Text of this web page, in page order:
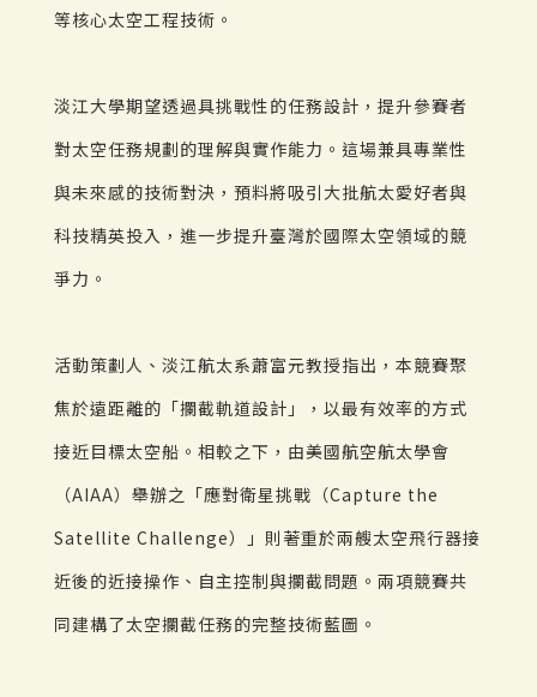
等核心太空工程技術。
淡江大學期望透過具挑戰性的任務設計，提升參賽者
對太空任務規劃的理解與實作能力。這場兼具專業性
與未來感的技術對決，預料將吸引大批航太愛好者與
科技精英投入，進一步提升臺灣於國際太空領域的競
爭力。
活動策劃人、淡江航太系蕭富元教授指出，本競賽聚
焦於遠距離的「攔截軌道設計」，以最有效率的方式
接近目標太空船。相較之下，由美國航空航太學會
（AIAA）舉辦之「應對衛星挑戰（Capture the
Satellite Challenge）」則著重於兩艘太空飛行器接
近後的近接操作、自主控制與攔截問題。兩項競賽共
同建構了太空攔截任務的完整技術藍圖。